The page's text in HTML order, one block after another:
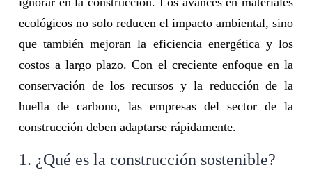
ecológicos no solo reducen el impacto ambiental, sino
que también mejoran la eficiencia energética y los
costos a largo plazo. Con el creciente enfoque en la
conservación de los recursos y la reducción de la
huella de carbono, las empresas del sector de la
construcción deben adaptarse rápidamente.
1. ¿Qué es la construcción sostenible?